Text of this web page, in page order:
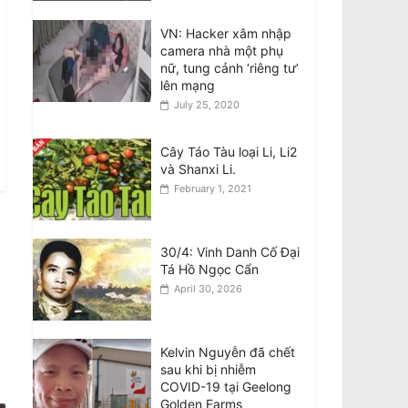
August 7, 2026
Biểu Tình Phản Đối Tô
Lâm Tới Quốc Hội Úc,
T.Ba 11/8 @10am
August 7, 2026
An –Tổng Bí Thư Kiêm
Chủ Tịch Nước
CHXHCN Việt Nam Thăm Viếng Nước Úc.
August 7, 2026
VN: Hacker xâm nhập
camera nhà một phụ
nữ, tung cảnh ‘riêng tư’
lên mạng
July 25, 2020
Cây Táo Tàu loại Li, Li2
và Shanxi Li.
February 1, 2021
30/4: Vinh Danh Cố Đại
Tá Hồ Ngọc Cẩn
April 30, 2026
Kelvin Nguyễn đã chết
sau khi bị nhiễm
COVID-19 tại Geelong
Golden Farms